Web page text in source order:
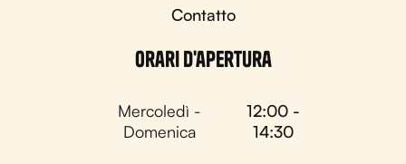
Contatto
Orari d'apertura
Mercoledì -
Domenica
12:00 -
14:30